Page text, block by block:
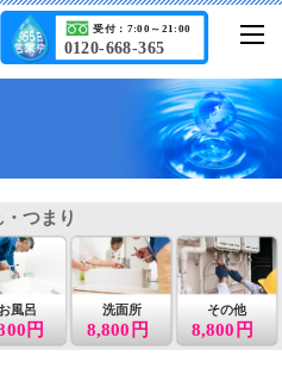
0120-668-365
受付：7:00～21:00
お風呂
円
洗面所
8,800円
その他
8,800円
つまり